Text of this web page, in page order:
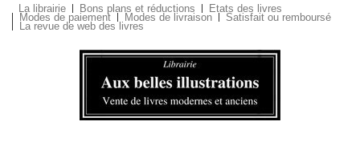
La librairie Bons plans et réductions Etats des livres
Modes de paiement Modes de livraison Satisfait ou remboursé
La revue de web des livres